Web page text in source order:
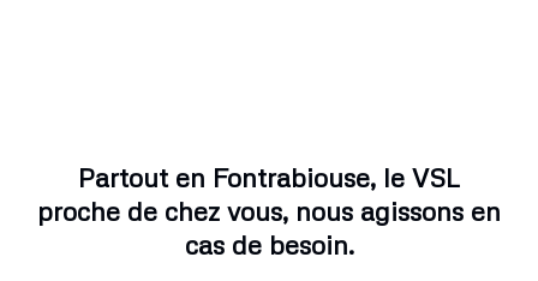
Partout en Fontrabiouse, le VSL
proche de chez vous, nous agissons en
cas de besoin.